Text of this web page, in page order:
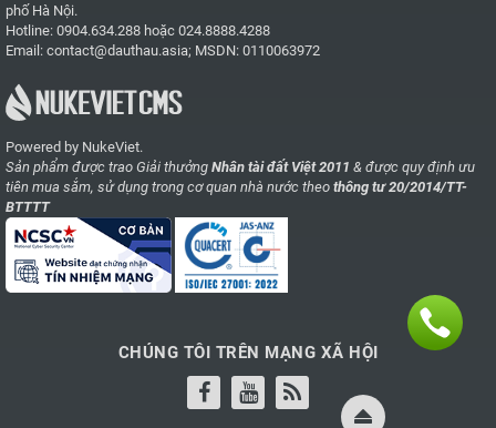
phố Hà Nội.
Hotline: 0904.634.288 hoặc 024.8888.4288
Email: contact@dauthau.asia; MSDN: 0110063972
Powered by NukeViet.
Sản phẩm được trao Giải thưởng Nhân tài đất Việt 2011 & được quy định ưu
tiên mua sắm, sử dụng trong cơ quan nhà nước theo thông tư 20/2014/TT-
BTTTT
CHÚNG TÔI TRÊN MẠNG XÃ HỘI